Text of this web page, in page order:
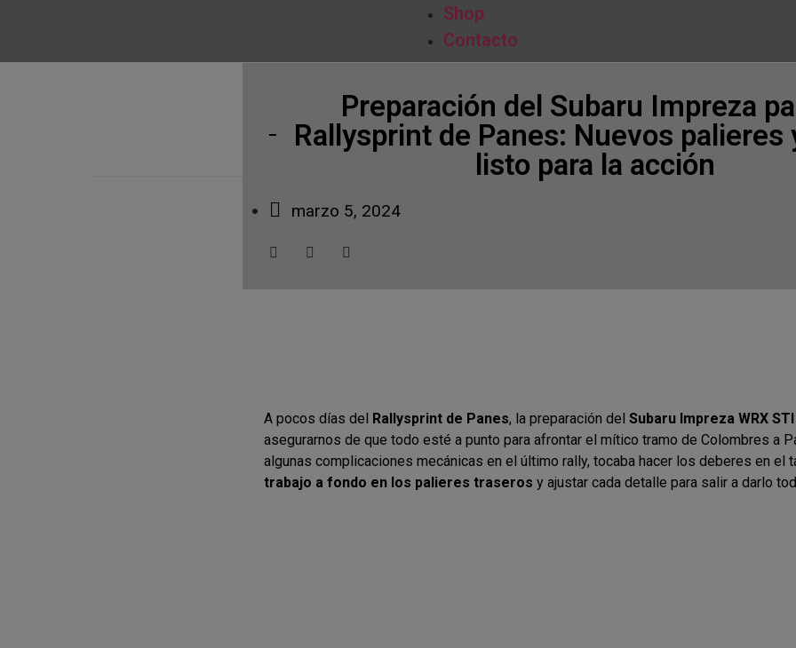
Shop
Contacto
Preparación del Subaru Impreza
Rallysprint de Panes: Nuevos palieres
listo para la acción
marzo 5, 2024
A pocos días del Rallysprint de Panes, la preparación del Subaru Impreza WRX STI
asegurarnos de que todo esté a punto para afrontar el mítico tramo de Colombres a
algunas complicaciones mecánicas en el último rally, tocaba hacer los deberes en el
trabajo a fondo en los palieres traseros y ajustar cada detalle para salir a darlo